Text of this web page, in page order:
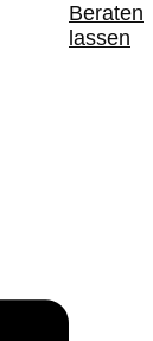
Beraten
lassen